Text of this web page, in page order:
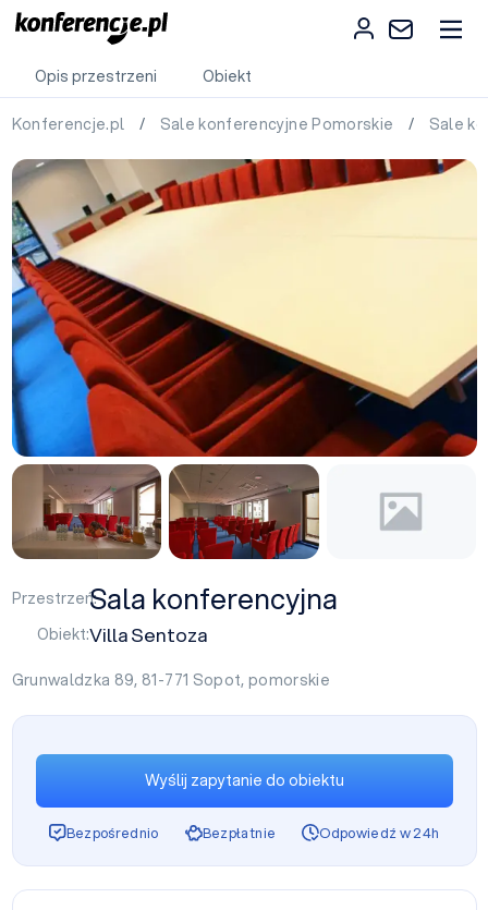
Opis przestrzeni Obiekt
Konferencje.pl / Sale konferencyjne Pomorskie / Sale
Przestrzeń:Sala konferencyjna
Obiekt:Villa Sentoza
Grunwaldzka 89, 81-771 Sopot,pomorskie
Wyślij zapytanie do obiektu
Bezpośrednio Bezpłatnie Odpowiedź w 24h